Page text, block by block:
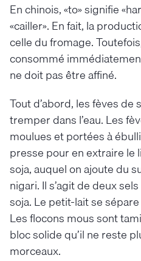
En chinois, «to» signifie
«cailler». En fait, la
celle du fromage.
consommé
ne doit pas être affiné.
Tout d’abord, les fèves
tremper dans l’eau. Les
moulues et portées à
presse pour en extraire le
soja, auquel on ajoute du
nigari. Il s’agit de deux
soja. Le petit-lait se
Les flocons mous sont
bloc solide qu’il ne reste
morceaux.